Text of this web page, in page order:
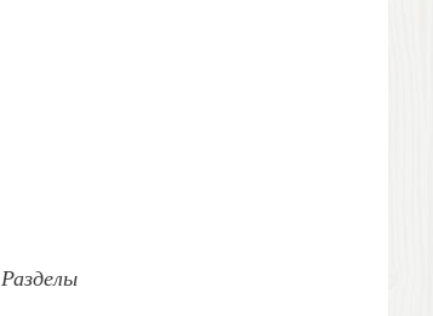
Разделы